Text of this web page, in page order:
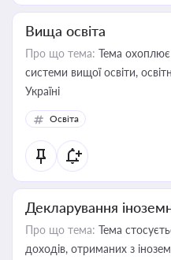
Вища освіта
Про що тема: Тема
системи вищої освіти,
Україні
Освіта
Декларування
Про що тема: Тема
доходів, отриманих з